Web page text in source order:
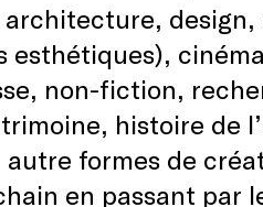
esthétiques),
non-fiction,
histoire de
formes de
en passant par